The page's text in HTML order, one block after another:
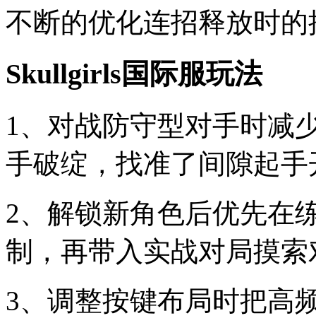
不断的优化连招释放时
Skullgirls国际服玩法
1、对战防守型对手时减
手破绽，找准了间隙起
2、解锁新角色后优先在
制，再带入实战对局摸
3、调整按键布局时把高